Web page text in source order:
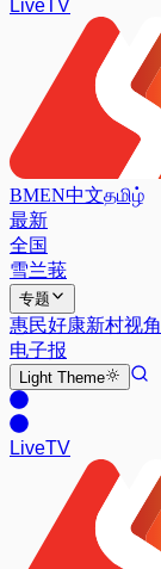
LiveTV
BMEN中文தமிழ்
最新
全国
雪兰莪
专题
惠民好康新村视角
电子报
Light Theme
LiveTV